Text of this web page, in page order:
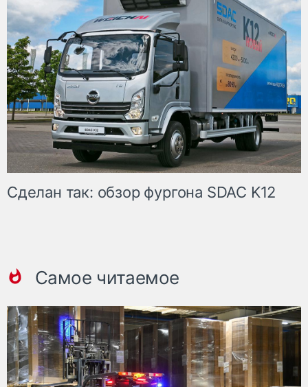
Сделан так: обзор фургона SDAC K12
Самое читаемое